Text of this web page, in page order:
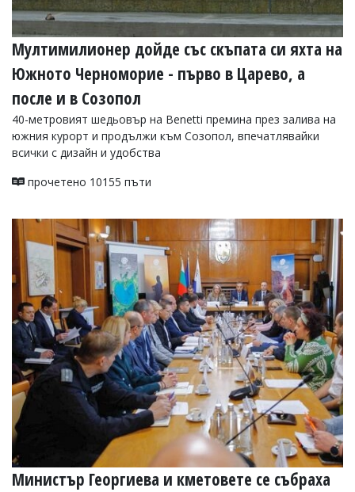
Мултимилионер дойде със скъпата си яхта на
Южното Черноморие - първо в Царево, а
после и в Созопол
40-метровият шедьовър на Benetti премина през залива на
южния курорт и продължи към Созопол, впечатлявайки
всички с дизайн и удобства
прочетено 10155 пъти
Министър Георгиева и кметовете се събраха